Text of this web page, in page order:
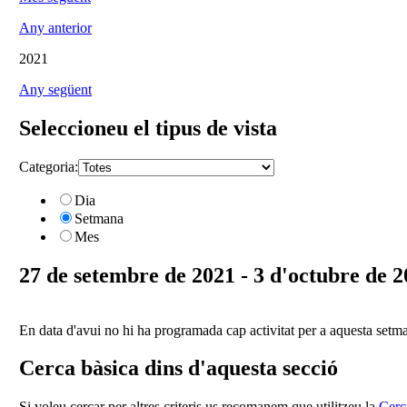
Any anterior
2021
Any següent
Seleccioneu el tipus de vista
Categoria:
Dia
Setmana
Mes
27 de setembre de 2021 - 3 d'octubre de
En data d'avui no hi ha programada cap activitat per a aquesta
Cerca bàsica dins d'aquesta secció